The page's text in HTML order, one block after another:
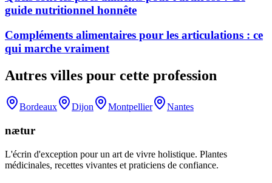
guide nutritionnel honnête
Compléments alimentaires pour les articulations : ce
qui marche vraiment
Autres villes pour cette profession
Bordeaux Dijon Montpellier Nantes
nætur
L'écrin d'exception pour un art de vivre holistique. Plantes
médicinales, recettes vivantes et praticiens de confiance.